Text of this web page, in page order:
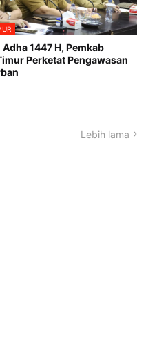
1447 H, Pemkab
Perketat Pengawasan
Lebih lama